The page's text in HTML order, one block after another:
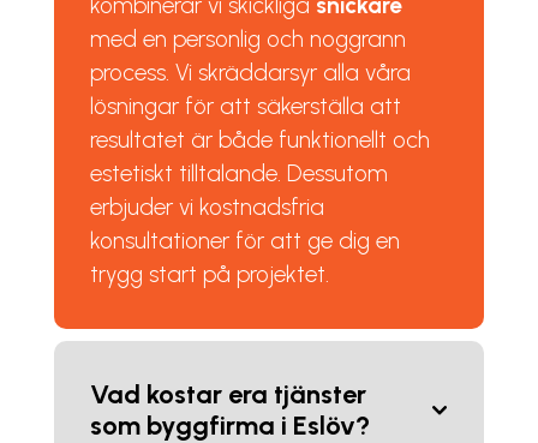
med en personlig och noggrann
process. Vi skräddarsyr alla våra
lösningar för att säkerställa att
resultatet är både funktionellt och
estetiskt tilltalande. Dessutom
erbjuder vi kostnadsfria
konsultationer för att ge dig en
trygg start på projektet.
Vad kostar era tjänster
som byggfirma i Eslöv?